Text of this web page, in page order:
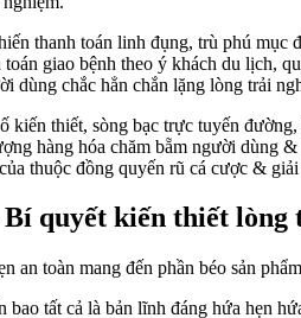
thanh toán linh đụng, trù phú
giao bệnh theo ý khách du lịch,
dùng chắc hẳn chắn lặng lòng trải
thiết, sòng bạc trực tuyến
hàng hóa chăm bẵm người
thuộc đồng quyến rũ cá cược &
quyết kiến thiết
tất cả là bản lĩnh đáng hứa hẹn